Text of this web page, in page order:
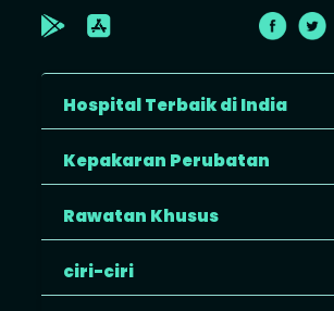
Hospital Terbaik di India
Kepakaran Perubatan
Rawatan Khusus
ciri-ciri